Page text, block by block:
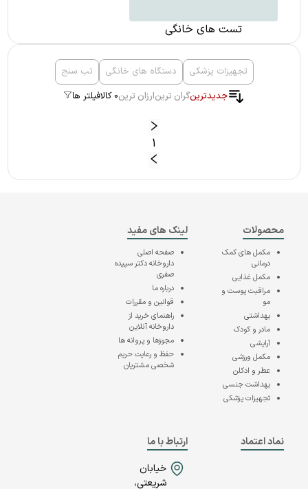
تست های خانگی
تجهیزات پزشکی دستگاه های خانگی
تب سنج
جدیدترینگران ترینارزان ترین0 کالا فیلتر ها
1
محصولات
مکمل های کمک
درمانی
مکمل غذایی
مراقبت پوست و
مو
بهداشتی
مادر و کودک
آرایشی
مکمل ورزشی
عطر و ادکلن
بهداشت جنسی
تجهیزات پزشکی
لینک های مفید
صفحه اصلی
داروخانه دکتر سپیده
صفری
درباره ما
قوانین و مقررات
راهنمای خرید از
داروخانه آنلاین
مجوزها و پروانه ها
حفظ و رعایت حریم
شخصی مشتریان
نماد اعتماد
ارتباط با ما
خیابان
شریعتی،